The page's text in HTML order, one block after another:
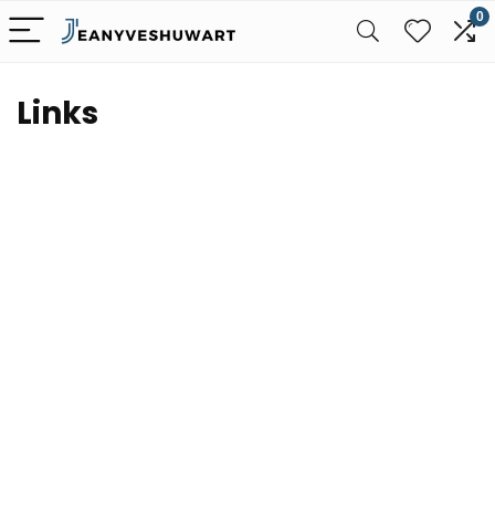
0
Links